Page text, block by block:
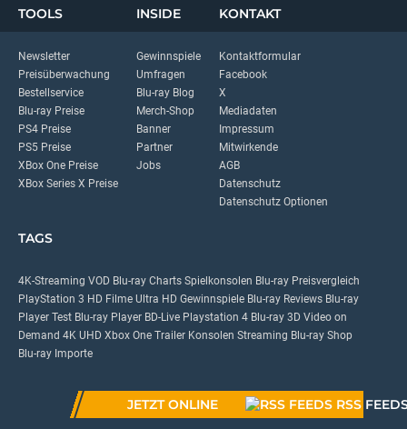
TOOLS
Newsletter
Preisüberwachung
Bestellservice
Blu-ray Preise
PS4 Preise
PS5 Preise
XBox One Preise
XBox Series X Preise
INSIDE
Gewinnspiele
Umfragen
Blu-ray Blog
Merch-Shop
Banner
Partner
Jobs
KONTAKT
Kontaktformular
Facebook
X
Mediadaten
Impressum
Mitwirkende
AGB
Datenschutz
Datenschutz Optionen
TAGS
4K-Streaming VOD Blu-ray Charts Spielkonsolen Blu-ray Preisvergleich
PlayStation 3 HD Filme Ultra HD Gewinnspiele Blu-ray Reviews Blu-ray
Player Test Blu-ray Player BD-Live Playstation 4 Blu-ray 3D Video on
Demand 4K UHD Xbox One Trailer Konsolen Streaming Blu-ray Shop
Blu-ray Importe
JETZT ONLINE RSS